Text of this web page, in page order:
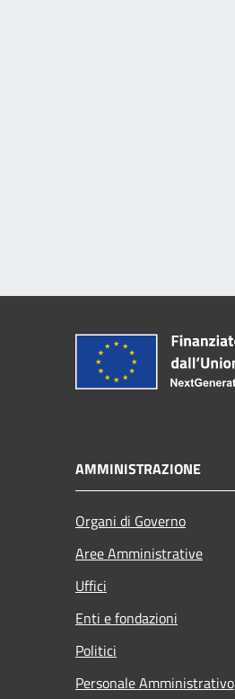
AMMINISTRAZIONE
Organi di Governo
Aree Amministrative
Uffici
Enti e fondazioni
Politici
Personale Amministrativo